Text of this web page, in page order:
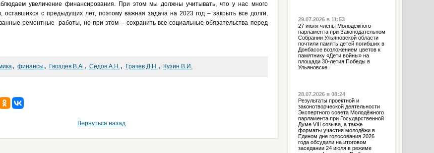
увеличение финансирования. При этом мы должны учитывать, что у нас много
оставшихся с предыдущих лет, поэтому важная задача на 2023 год – закрыть все долги,
ремонтные работы, но при этом – сохранить все социальные обязательства перед
, финансы , Гвоздев В.А., Седов А.Н., Грачев Д.Н., Кузин В.И.
Вернуться назад
29.07.2026 в 11:53
27 июля члены Молодежного
парламента при Законодательном
Собрании Ульяновской области
почтили память детей погибших в
Донбассе возложением цветов к
памятнику «Дети войны» на
площади 30-летия Победы в
Ульяновске.
28.07.2026 в 08:24
Результаты проектной и
законотворческой деятельности
Экспертного совета Молодёжного
парламента при Государственной
Думе VIII созыва, а также
форматы участия молодёжи в
Едином дне голосования 2026
года обсудили на итоговом
заседании 24 июля в режиме